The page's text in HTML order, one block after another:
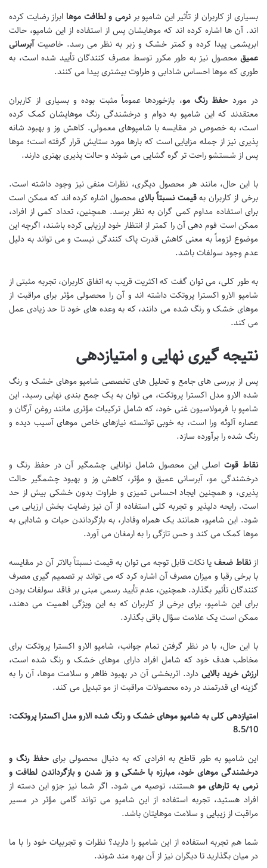
بسیاری از کاربران از تأثیر این شامپو برنرمی و لطافت موها ابراز رضایت کرده
اند. آن ها اشاره کرده اند که موهایشان پس از استفاده از این شامپو، حالت
ابریشمی پیدا کرده و کمتر خشک و زبر به نظر می رسد. خاصیتآبرسانی
عمیق محصول نیز به طور مکرر توسط مصرف کنندگان تأیید شده است، به
طوری که موها احساس شادابی و طراوت بیشتری پیدا می کنند.
در مورد حفظ رنگ مو، بازخوردها عموماً مثبت بوده و بسیاری از کاربران
معتقدند که این شامپو به دوام و درخشندگی رنگ موهایشان کمک کرده
است، به خصوص در مقایسه با شامپوهای معمولی. کاهش وز و بهبود شانه
پذیری نیز از جمله مزایایی است که بارها مورد ستایش قرار گرفته است؛ موها
پس از شستشو راحت تر گره گشایی می شوند و حالت پذیری بهتری دارند.
با این حال، مانند هر محصول دیگری، نظرات منفی نیز وجود داشته است.
برخی از کاربران بهقیمت نسبتاً بالایمحصول اشاره کرده اند که ممکن است
برای استفاده مداوم کمی گران به نظر برسد. همچنین، تعداد کمی از افراد،
ممکن است فوم دهی آن را کمتر از انتظار خود ارزیابی کرده باشند، اگرچه این
موضوع لزوماً به معنی کاهش قدرت پاک کنندگی نیست و می تواند به دلیل
عدم وجود سولفات باشد.
به طور کلی، می توان گفت که اکثریت قریب به اتفاق کاربران، تجربه مثبتی از
شامپو الارو اکسترا پروتکت داشته اند و آن را محصولی مؤثر برای مراقبت از
موهای خشک و رنگ شده می دانند، که به وعده های خود تا حد زیادی عمل
می کند.
نتیجه گیری نهایی و امتیازدهی
پس از بررسی های جامع و تحلیل های تخصصی شامپو موهای خشک و رنگ
شده الارو مدل اکسترا پروتکت، می توان به یک جمع بندی نهایی رسید. این
شامپو با فرمولاسیون غنی خود، که شامل ترکیبات مؤثری مانند روغن آرگان و
عصاره آلوئه ورا است، به خوبی توانسته نیازهای خاص موهای آسیب دیده و
رنگ شده را برآورده سازد.
نقاط قوتاصلی این محصول شامل توانایی چشمگیر آن در حفظ رنگ و
درخشندگی مو، آبرسانی عمیق و مؤثر، کاهش وز و بهبود چشمگیر حالت
پذیری، و همچنین ایجاد احساس تمیزی و طراوت بدون خشکی بیش از حد
است. رایحه دلپذیر و تجربه کلی استفاده از آن نیز رضایت بخش ارزیابی می
شود. این شامپو، همانند یک همراه وفادار، به بازگرداندن حیات و شادابی به
موها کمک می کند و حس تازگی را به ارمغان می آورد.
از نقاط ضعفیا نکات قابل توجه می توان به قیمت نسبتاً بالاتر آن در مقایسه
با برخی رقبا و میزان مصرف آن اشاره کرد که می تواند بر تصمیم گیری مصرف
کنندگان تأثیر بگذارد. همچنین، عدم تأیید رسمی مبنی بر فاقد سولفات بودن
برای این شامپو، برای برخی از کاربران که به این ویژگی اهمیت می دهند،
ممکن است یک علامت سؤال باقی بگذارد.
با این حال، با در نظر گرفتن تمام جوانب، شامپو الارو اکسترا پروتکت برای
مخاطب هدف خود که شامل افراد دارای موهای خشک و رنگ شده است،
ارزش خرید بالایی دارد. اثربخشی آن در بهبود ظاهر و سلامت موها، آن را به
گزینه ای قدرتمند در رده محصولات مراقبت از مو تبدیل می کند.
امتیازدهی کلی به شامپو موهای خشک و رنگ شده الارو مدل اکسترا پروتکت:
8.5/10
این شامپو به طور قاطع به افرادی که به دنبال محصولی برای حفظ رنگ و
درخشندگی موهای خود، مبارزه با خشکی و وز شدن و بازگرداندن لطافت و
نرمی به تارهای مو هستند، توصیه می شود. اگر شما نیز جزو این دسته از
افراد هستید، تجربه استفاده از این شامپو می تواند گامی مؤثر در مسیر
مراقبت از زیبایی و سلامت موهایتان باشد.
شما هم تجربه استفاده از این شامپو را دارید؟ نظرات و تجربیات خود را با ما
در میان بگذارید تا دیگران نیز از آن بهره مند شوند.